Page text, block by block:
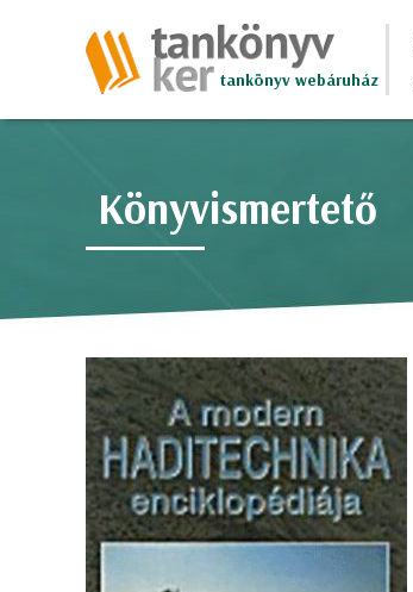
tankönyv webáruház
Könyvismertető